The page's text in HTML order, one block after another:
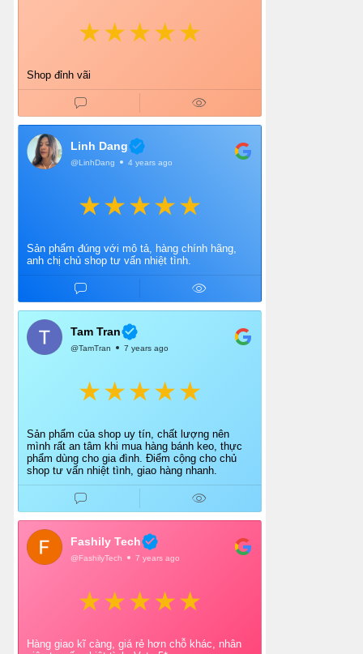
Shop đỉnh vãi
Linh Dang
@LinhDang 4 years ago
Sản phẩm đúng với mô tả, hàng chính hãng,
anh chị chủ shop tư vấn nhiệt tình.
Tam Tran
@TamTran 7 years ago
Sản phẩm của shop uy tín, chất lượng nên
mình rất an tâm khi mua hàng bánh keo, thực
phẩm dùng cho gia đình. Điểm cộng cho chủ
shop tư vấn nhiệt tình, giao hàng nhanh.
Fashily Tech
@FashilyTech 7 years ago
Hàng giao kĩ càng, giá rẻ hơn chỗ khác, nhân